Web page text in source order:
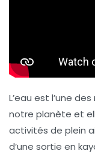
L’eau est l’une
notre planète et
activités de plein
d’une sortie en